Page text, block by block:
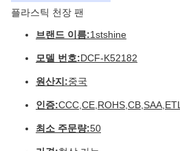
플라스틱 천장 팬
브랜드 이름:1stshine
모델 번호:DCF-K52182
원산지:중국
인증:CCC,CE,ROHS,CB,SAA,ETL
최소 주문량:50